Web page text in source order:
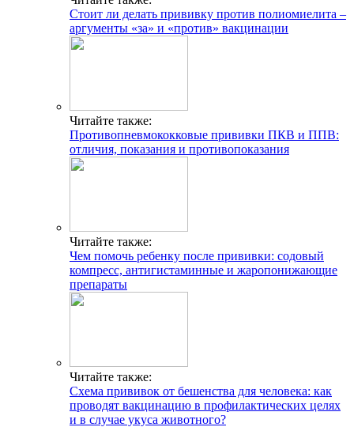
Стоит ли делать прививку против полиомиелита –
аргументы «за» и «против» вакцинации
Читайте также:
Противопневмококковые прививки ПКВ и ППВ:
отличия, показания и противопоказания
Читайте также:
Чем помочь ребенку после прививки: содовый
компресс, антигистаминные и жаропонижающие
препараты
Читайте также:
Схема прививок от бешенства для человека: как
проводят вакцинацию в профилактических целях
и в случае укуса животного?